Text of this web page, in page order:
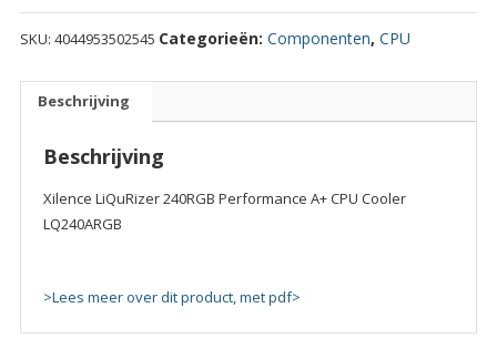
240RGB
Performance
quantity
SKU: 4044953502545 Categorieën: Componenten, CPU
Beschrijving
Beschrijving
Xilence LiQuRizer 240RGB Performance A+ CPU Cooler
LQ240ARGB
>Lees meer over dit product, met pdf>